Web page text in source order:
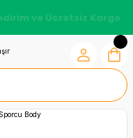
ve Ücretsiz Kargo